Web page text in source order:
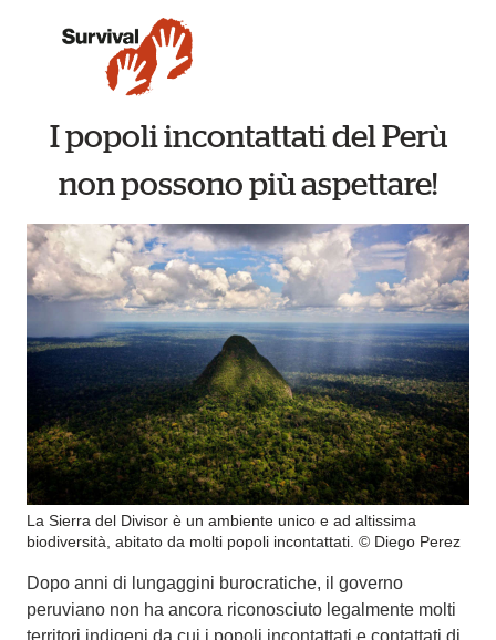
I popoli incontattati del Perù
non possono più aspettare!
La Sierra del Divisor è un ambiente unico e ad altissima
biodiversità, abitato da molti popoli incontattati. © Diego Perez
Dopo anni di lungaggini burocratiche, il governo
peruviano non ha ancora riconosciuto legalmente molti
territori indigeni da cui i popoli incontattati e contattati di